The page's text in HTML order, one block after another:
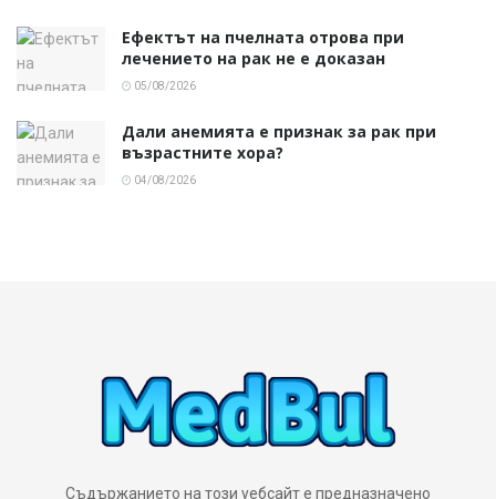
Ефектът на пчелната отрова при
лечението на рак не е доказан
05/08/2026
Дали анемията е признак за рак при
възрастните хора?
04/08/2026
Съдържанието на този уебсайт е предназначено